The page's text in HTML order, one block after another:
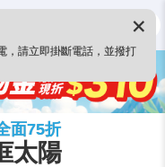
，請立即掛斷電話，並撥打
✕
面75折
太陽